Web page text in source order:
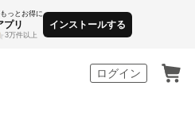
っとお得に
プリ
3万件以上
インストールする
ログイン